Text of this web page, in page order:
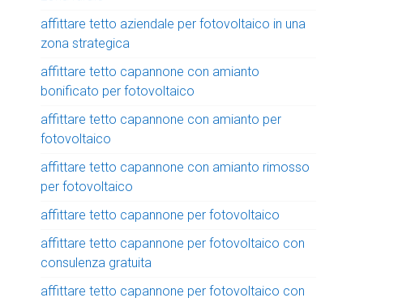
affittare tetto aziendale per fotovoltaico in una
zona strategica
affittare tetto capannone con amianto
bonificato per fotovoltaico
affittare tetto capannone con amianto per
fotovoltaico
affittare tetto capannone con amianto rimosso
per fotovoltaico
affittare tetto capannone per fotovoltaico
affittare tetto capannone per fotovoltaico con
consulenza gratuita
affittare tetto capannone per fotovoltaico con